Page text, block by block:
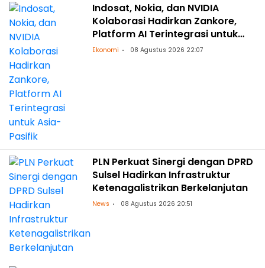
Indosat, Nokia, dan NVIDIA
Kolaborasi Hadirkan Zankore,
Platform AI Terintegrasi untuk
Asia-Pasifik
Ekonomi 08 Agustus 2026 22:07
PLN Perkuat Sinergi dengan DPRD
Sulsel Hadirkan Infrastruktur
Ketenagalistrikan Berkelanjutan
News 08 Agustus 2026 20:51